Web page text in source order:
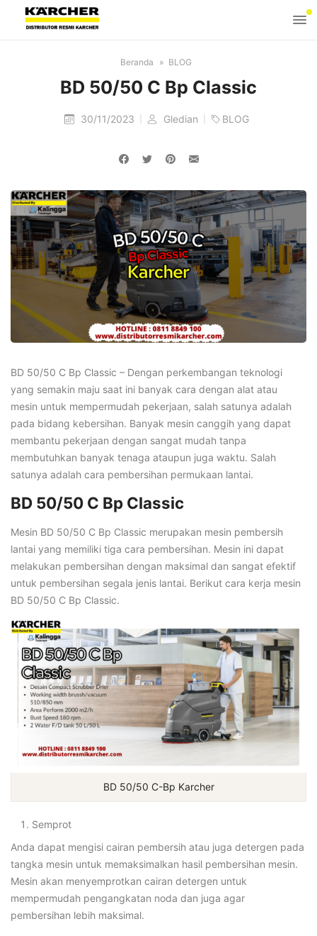
Beranda BLOG
BD 50/50 C Bp Classic
30/11/2023 Gledian BLOG
BD 50/50 C Bp Classic – Dengan perkembangan teknologi
yang semakin maju saat ini banyak cara dengan alat atau
mesin untuk mempermudah pekerjaan, salah satunya adalah
pada bidang kebersihan. Banyak mesin canggih yang dapat
membantu pekerjaan dengan sangat mudah tanpa
membutuhkan banyak tenaga ataupun juga waktu. Salah
satunya adalah cara pembersihan permukaan lantai.
BD 50/50 C Bp Classic
Mesin BD 50/50 C Bp Classic merupakan mesin pembersih
lantai yang memiliki tiga cara pembersihan. Mesin ini dapat
melakukan pembersihan dengan maksimal dan sangat efektif
untuk pembersihan segala jenis lantai. Berikut cara kerja mesin
BD 50/50 C Bp Classic.
BD 50/50 C-Bp Karcher
Semprot
Anda dapat mengisi cairan pembersih atau juga detergen pada
tangka mesin untuk memaksimalkan hasil pembersihan mesin.
Mesin akan menyemprotkan cairan detergen untuk
mempermudah pengangkatan noda dan juga agar
pembersihan lebih maksimal.